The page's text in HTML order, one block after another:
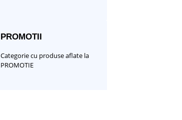
PROMOTII
Categorie cu produse aflate la
PROMOTIE